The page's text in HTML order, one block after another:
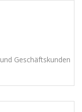
Geschäftskunden